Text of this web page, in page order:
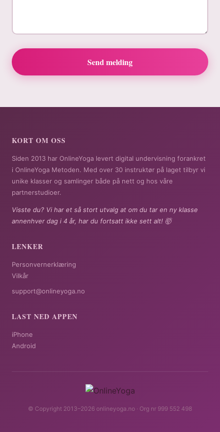
Send melding
KORT OM OSS
Siden 2013 har OnlineYoga levert digital undervisning forankret
i OnlineYoga Metoden. Med over 30 instruktør på laget tilbyr vi
unike klasser og samlinger både på nett og hos våre
partnerstudioer.
Visste du? Vi har et så stort utvalg at om du tar en ny klasse
annenhver dag i 4 år, har du fortsatt ikke sett alt! 🤯
LENKER
Personvernerklæring
Vilkår
support@onlineyoga.no
LAST NED APPEN
iPhone
Android
© Copyright 2013–2026 onlineyoga.no · Org nr 999 552 498